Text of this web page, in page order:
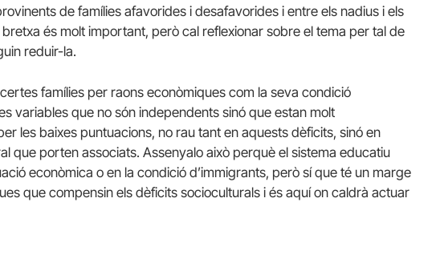
de famílies afavorides i desafavorides i entre els nadius i els
és molt important, però cal reflexionar sobre el tema per tal de
reduir-la.
famílies per raons econòmiques com la seva condició
variables que no són independents sinó que estan molt
les baixes puntuacions, no rau tant en aquests dèficits, sinó en
que porten associats. Assenyalo això perquè el sistema educatiu
econòmica o en la condició d’immigrants, però sí que té un marge
que compensin els dèficits socioculturals i és aquí on caldrà actuar